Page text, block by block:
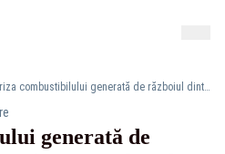
Criza combustibilului generată de războiul dintre Iran și SUA va duce la suspendarea zborurilor
generată de